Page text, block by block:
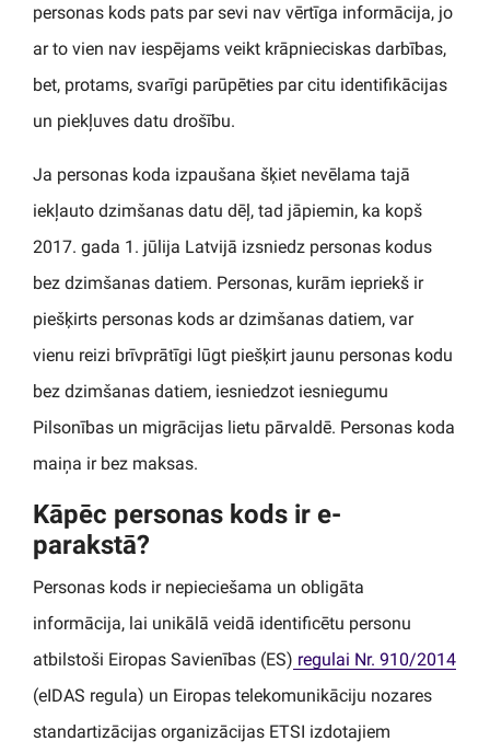
personas kods pats par sevi nav vērtīga informācija, jo
ar to vien nav iespējams veikt krāpnieciskas darbības,
bet, protams, svarīgi parūpēties par citu identifikācijas
un piekļuves datu drošību.
Ja personas koda izpaušana šķiet nevēlama tajā
iekļauto dzimšanas datu dēļ, tad jāpiemin, ka kopš
2017. gada 1. jūlija Latvijā izsniedz personas kodus
bez dzimšanas datiem. Personas, kurām iepriekš ir
piešķirts personas kods ar dzimšanas datiem, var
vienu reizi brīvprātīgi lūgt piešķirt jaunu personas kodu
bez dzimšanas datiem, iesniedzot iesniegumu
Pilsonības un migrācijas lietu pārvaldē. Personas koda
maiņa ir bez maksas.
Kāpēc personas kods ir e-
parakstā?
Personas kods ir nepieciešama un obligāta
informācija, lai unikālā veidā identificētu personu
atbilstoši Eiropas Savienības (ES) regulai Nr. 910/2014
(eIDAS regula) un Eiropas telekomunikāciju nozares
standartizācijas organizācijas ETSI izdotajiem